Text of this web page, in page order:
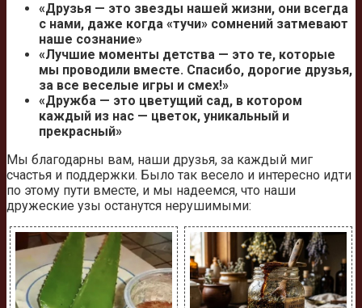
«Друзья — это звезды нашей жизни, они всегда
с нами, даже когда «тучи» сомнений затмевают
наше сознание»
«Лучшие моменты детства — это те, которые
мы проводили вместе. Спасибо, дорогие друзья,
за все веселые игры и смех!»
«Дружба — это цветущий сад, в котором
каждый из нас — цветок, уникальный и
прекрасный»
Мы благодарны вам, наши друзья, за каждый миг
счастья и поддержки. Было так весело и интересно идти
по этому пути вместе, и мы надеемся, что наши
дружеские узы останутся нерушимыми: